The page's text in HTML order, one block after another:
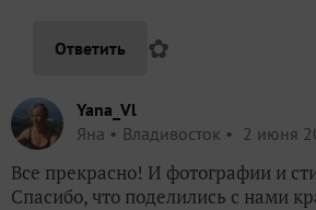
Ответить ✿
Yana_Vl
Яна
Владивосток 2 июня
Все прекрасно! И фотографии и
Спасибо, что поделились с нами